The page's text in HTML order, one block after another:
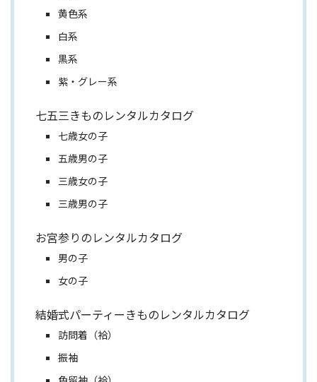
黄色系
白系
黒系
紫・グレー系
七五三きものレンタルカタログ
七歳女の子
五歳男の子
三歳女の子
三歳男の子
お宮参りのレンタルカタログ
男の子
女の子
結婚式パーティーきものレンタルカタログ
訪問着（袷）
振袖